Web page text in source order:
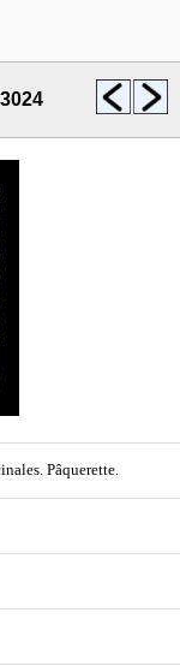
3024
Pâquerette.